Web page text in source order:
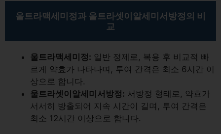
울트라맥세미정과 울트라셋이알세미서방정의 비
교
울트라맥세미정: 일반 정제로, 복용 후 비교적 빠
르게 약효가 나타나며, 투여 간격은 최소 6시간 이
상으로 합니다.
울트라셋이알세미서방정: 서방정 형태로, 약효가
서서히 방출되어 지속 시간이 길며, 투여 간격은
최소 12시간 이상으로 합니다.